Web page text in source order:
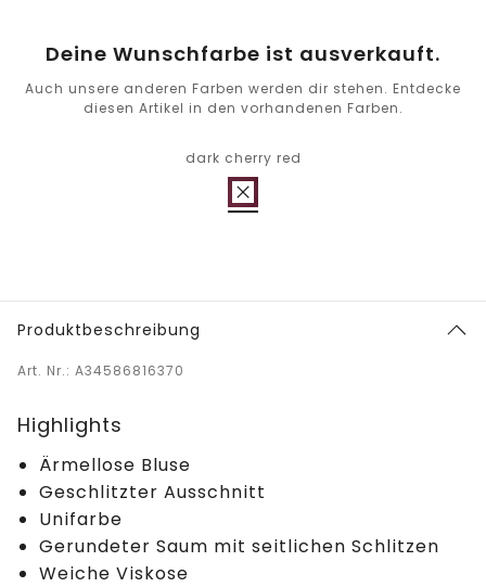
Deine Wunschfarbe ist ausverkauft.
Auch unsere anderen Farben werden dir stehen. Entdecke
diesen Artikel in den vorhandenen Farben.
dark cherry red
Produktbeschreibung
Art. Nr.: A34586816370
Highlights
Ärmellose Bluse
Geschlitzter Ausschnitt
Unifarbe
Gerundeter Saum mit seitlichen Schlitzen
Weiche Viskose